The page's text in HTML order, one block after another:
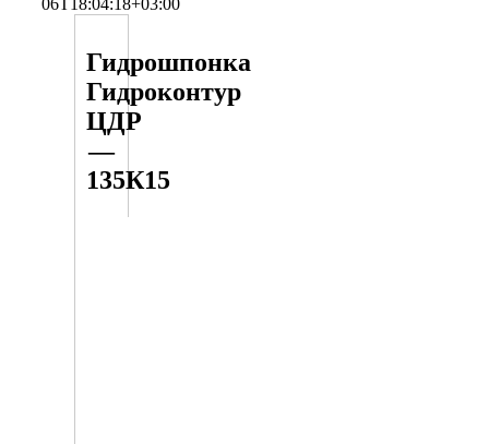
06T18:04:18+03:00
Гидрошпонка
Гидроконтур
ЦДР
—
135К15